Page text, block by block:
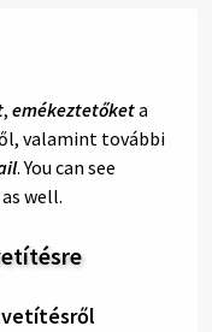
, emékeztetőketa
valamint további
. You can see
as well.